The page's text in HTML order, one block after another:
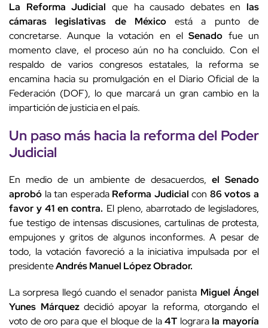
La Reforma Judicial que ha causado debates en las
cámaras legislativas de Méxicoestá a punto de
concretarse. Aunque la votación en elSenado fue un
momento clave, el proceso aún no ha concluido. Con el
respaldo de varios congresos estatales, la reforma se
encamina hacia su promulgación en el Diario Oficial de la
Federación (DOF), lo que marcará un gran cambio en la
impartición de justicia en el país.
Un paso más hacia la reforma del Poder
Judicial
En medio de un ambiente de desacuerdos,el Senado
aprobó la tan esperada Reforma Judicial con 86 votos a
favor y 41 en contra. El pleno, abarrotado de legisladores,
fue testigo de intensas discusiones, cartulinas de protesta,
empujones y gritos de algunos inconformes. A pesar de
todo, la votación favoreció a la iniciativa impulsada por el
presidenteAndrés Manuel López Obrador.
La sorpresa llegó cuando el senador panista Miguel Ángel
Yunes Márquezdecidió apoyar la reforma, otorgando el
voto de oro para que el bloque de la4T lograrala mayoría